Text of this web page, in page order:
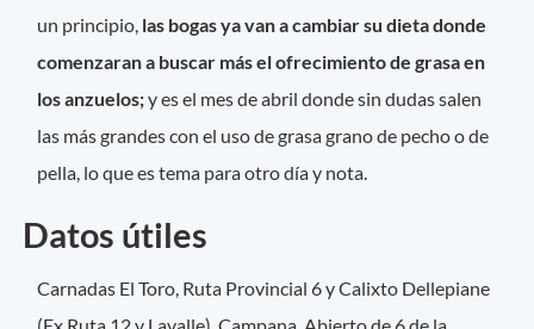
un principio, las bogas ya van a cambiar su dieta donde
comenzaran a buscar más el ofrecimiento de grasa en
los anzuelos;y es el mes de abril donde sin dudas salen
las más grandes con el uso de grasa grano de pecho o de
pella, lo que es tema para otro día y nota.
Datos útiles
Carnadas El Toro, Ruta Provincial 6 y Calixto Dellepiane